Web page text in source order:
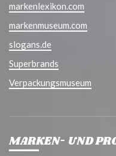
markenlexikon.com
markenmuseum.com
slogans.de
Superbrands
Verpackungsmuseum
MARKEN- UND